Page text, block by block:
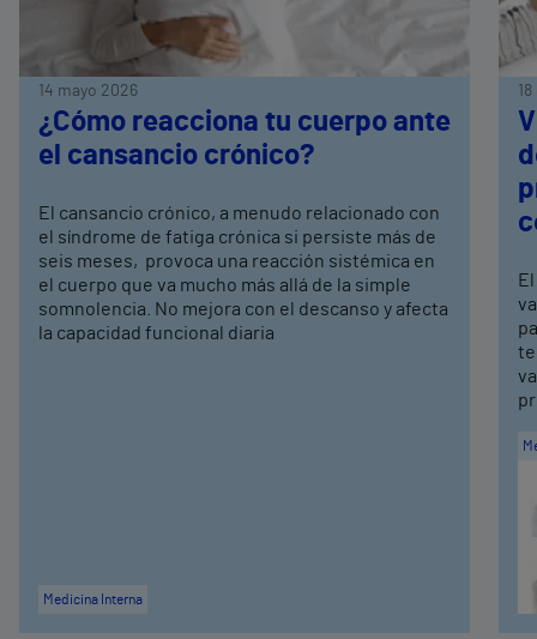
14 mayo 2026
¿Cómo reacciona tu cuerpo ante
el cansancio crónico?
El cansancio crónico, a menudo relacionado con
el síndrome de fatiga crónica si persiste más de
seis meses, provoca una reacción sistémica en
el cuerpo que va mucho más allá de la simple
somnolencia. No mejora con el descanso y afecta
la capacidad funcional diaria
Medicina Interna